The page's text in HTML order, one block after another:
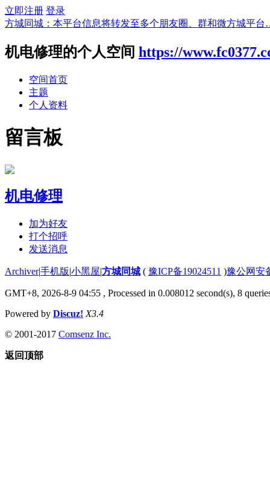
立即注册 登录
方城同城：本平台信息将转发至多个朋友圈、群和微方城平
机电修理的个人空间 https://
空间首页
主题
个人资料
留言板
机电修理
加为好友
打个招呼
发送消息
Archiver|手机版|小黑屋|方城同城 ( 豫ICP备19024511 )豫公网安
GMT+8, 2026-8-9 04:55 , Processed in 0.008012 second(s), 8
Powered by Discuz! X3.4
© 2001-2017 Comsenz Inc.
返回顶部